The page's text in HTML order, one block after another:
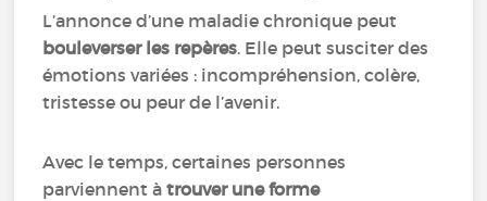
L’annonce d’une maladie chronique peut
bouleverser les repères. Elle peut susciter des
émotions variées : incompréhension, colère,
tristesse ou peur de l’avenir.
Avec le temps, certaines personnes
parviennent àtrouver une forme